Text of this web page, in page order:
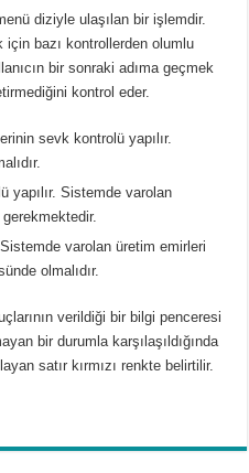
diziyle ulaşılan bir işlemdir.
için bazı kontrollerden olumlu
bir sonraki adıma geçmek
kontrol eder.
sevk kontrolü yapılır.
yapılır. Sistemde varolan
varolan üretim emirleri
olmalıdır.
verildiği bir bilgi penceresi
bir durumla karşılaşıldığında
satır kırmızı renkte belirtilir.